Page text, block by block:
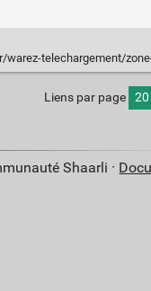
zone-telechargement-
Liens par page 20
Shaarli ·